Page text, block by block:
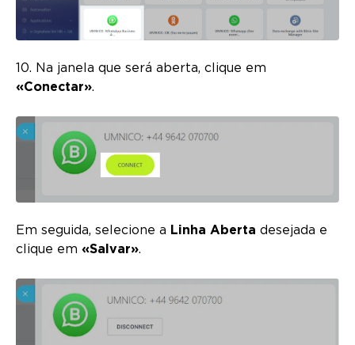
10. Na janela que será aberta, clique em
«Conectar».
Em seguida, selecione a Linha Aberta desejada e
clique em «Salvar».